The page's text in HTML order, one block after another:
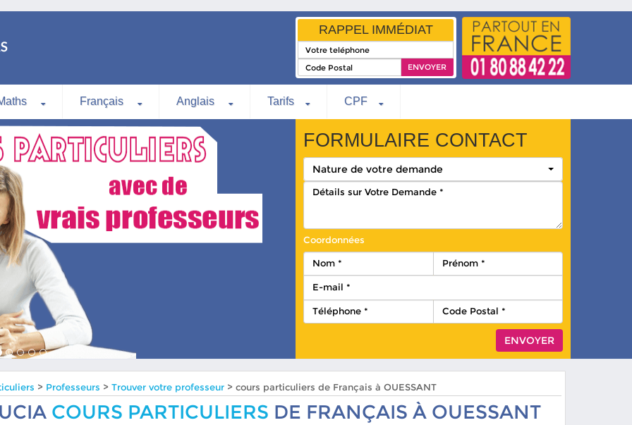
RAPPEL IMMÉDIAT
Français Anglais Tarifs CPF
FORMULAIRE CONTACT
Nature de votre demande
Coordonnées
> Professeurs >Trouver votre professeur > cours particuliers de Français à OUESSANT
COURS PARTICULIERS DE FRANÇAIS À OUESSANT